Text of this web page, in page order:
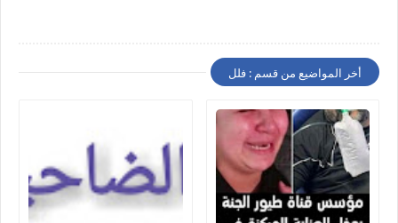
أخر المواضيع من قسم : فلل